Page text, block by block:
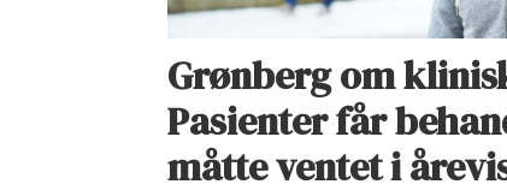
Grønberg om
Pasienter får
måtte ventet i